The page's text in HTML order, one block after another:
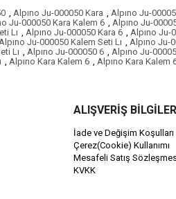
, Alpıno Ju-000050 Kara , Alpıno Ju-
Ju-000050 Kara Kalem 6 , Alpıno Ju-
Lı , Alpıno Ju-000050 Kara 6 , Alpıno Ju-
Ju-000050 Kalem Seti Lı , Alpıno Ju-
Lı , Alpıno Ju-000050 6 , Alpıno Ju-
, Alpıno Kara Kalem 6 , Alpıno Kara Kalem 6
ALIŞVERİŞ
İade ve Değişim Koşulları
Çerez(Cookie) Kullanımı
Mesafeli Satış
KVKK